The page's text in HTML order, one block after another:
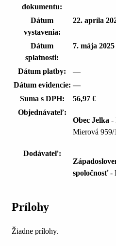
dokumentu:
Dátum
vystavenia:
22. apríla
Dátum
splatnosti:
7. mája 2025
Dátum platby:
—
Dátum evidencie: —
Suma s DPH:
56,97 €
Objednávateľ:
Obec Jelka -
Mierová 959/
Dodávateľ:
spoločnosť-
Prílohy
Žiadne prílohy.